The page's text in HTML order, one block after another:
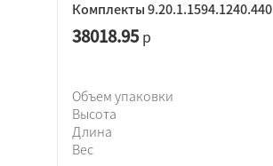
Комплекты 9.20.1.1594.1240.440
38018.95р
Объем упаковки
Высота
Длина
Вес